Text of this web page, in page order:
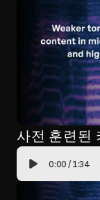
사전 훈련된
0:00 / 1:34